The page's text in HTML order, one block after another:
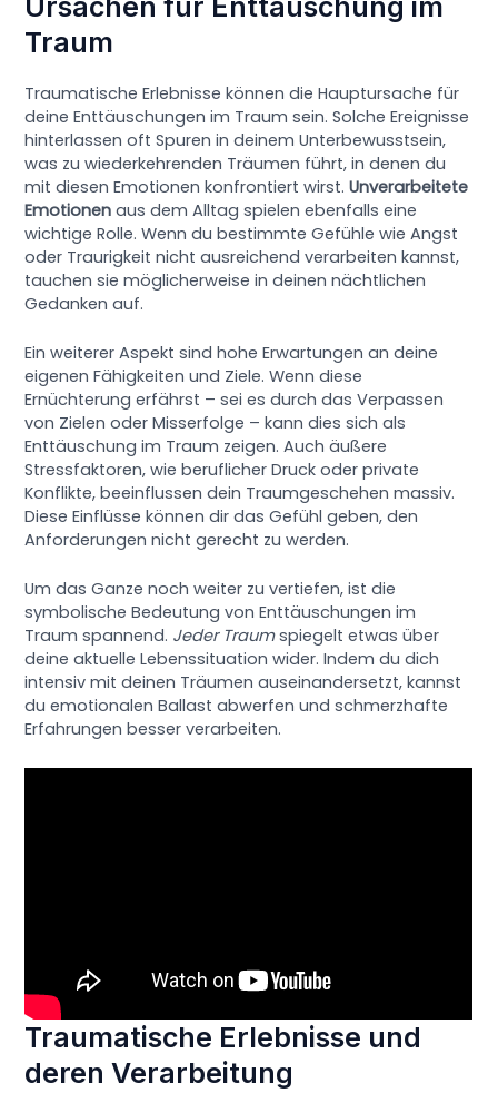
Traum
Traumatische Erlebnisse können die Hauptursache für
deine Enttäuschungen im Traum sein. Solche Ereignisse
hinterlassen oft Spuren in deinem Unterbewusstsein,
was zu wiederkehrenden Träumen führt, in denen du
mit diesen Emotionen konfrontiert wirst.Unverarbeitete
Emotionen aus dem Alltag spielen ebenfalls eine
wichtige Rolle. Wenn du bestimmte Gefühle wie Angst
oder Traurigkeit nicht ausreichend verarbeiten kannst,
tauchen sie möglicherweise in deinen nächtlichen
Gedanken auf.
Ein weiterer Aspekt sind hohe Erwartungen an deine
eigenen Fähigkeiten und Ziele. Wenn diese
Ernüchterung erfährst – sei es durch das Verpassen
von Zielen oder Misserfolge – kann dies sich als
Enttäuschung im Traum zeigen. Auch äußere
Stressfaktoren, wie beruflicher Druck oder private
Konflikte, beeinflussen dein Traumgeschehen massiv.
Diese Einflüsse können dir das Gefühl geben, den
Anforderungen nicht gerecht zu werden.
Um das Ganze noch weiter zu vertiefen, ist die
symbolische Bedeutung von Enttäuschungen im
Traum spannend. Jeder Traumspiegelt etwas über
deine aktuelle Lebenssituation wider. Indem du dich
intensiv mit deinen Träumen auseinandersetzt, kannst
du emotionalen Ballast abwerfen und schmerzhafte
Erfahrungen besser verarbeiten.
Traumatische Erlebnisse und
deren Verarbeitung